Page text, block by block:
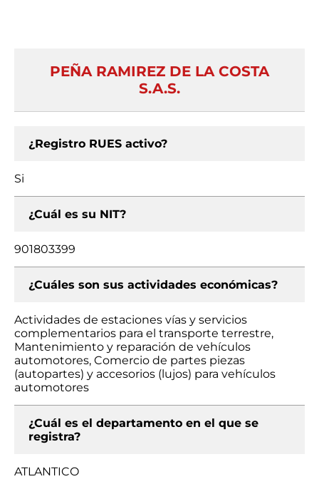
PEÑA RAMIREZ DE LA COSTA
S.A.S.
¿Registro RUES activo?
Si
¿Cuál es su NIT?
901803399
¿Cuáles son sus actividades económicas?
Actividades de estaciones vías y servicios
complementarios para el transporte terrestre,
Mantenimiento y reparación de vehículos
automotores, Comercio de partes piezas
(autopartes) y accesorios (lujos) para vehículos
automotores
¿Cuál es el departamento en el que se
registra?
ATLANTICO